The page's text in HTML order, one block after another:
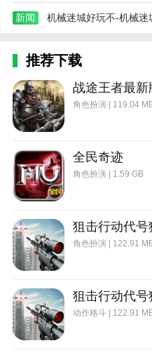
新闻 机械迷城好玩不-机械迷
推荐下载
战途王者最新
角色扮演 | 119.04
全民奇迹
角色扮演 | 1.59 GB
狙击行动代号
角色扮演 | 122.91
狙击行动代号
动作格斗 | 122.91